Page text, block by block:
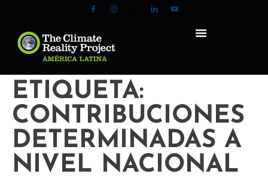
ETIQUETA:
CONTRIBUCIONES
DETERMINADAS A
NIVEL NACIONAL